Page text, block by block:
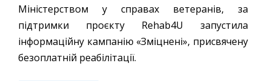
Міністерством у справах ветеранів, за
підтримки проєкту Rehab4U запустила
інформаційну кампанію «Зміцнені», присвячену
безоплатній реабілітації.